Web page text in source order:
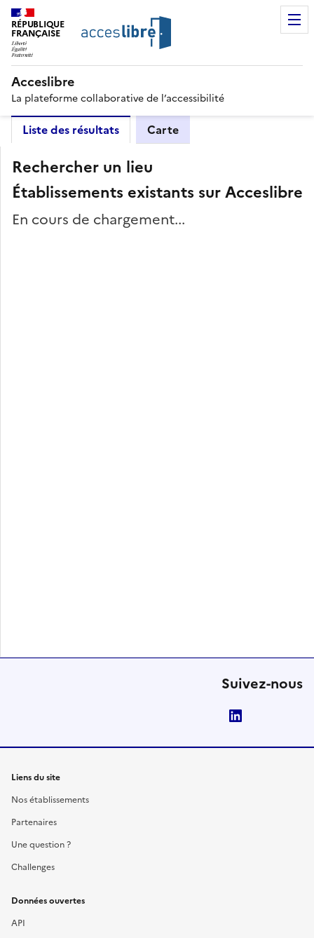
RÉPUBLIQUE
FRANÇAISE
Acceslibre
La plateforme collaborative de l’accessibilité
Liste des résultats Carte
Rechercher un lieu
Établissements existants sur Acceslibre
En cours de chargement...
Suivez-nous
Liens du site
Nos établissements
Partenaires
Une question ?
Challenges
Données ouvertes
API